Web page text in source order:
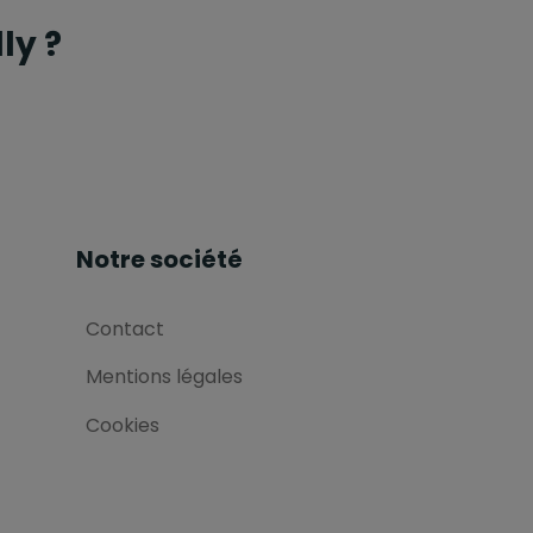
?
Notre société
Contact
Mentions légales
Cookies